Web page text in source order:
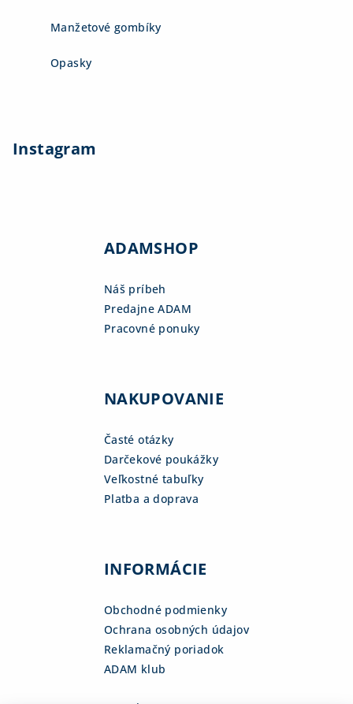
Manžetové gombíky
Opasky
Instagram
ADAMSHOP
Náš príbeh
Predajne ADAM
Pracovné ponuky
NAKUPOVANIE
Časté otázky
Darčekové poukážky
Veľkostné tabuľky
Platba a doprava
INFORMÁCIE
Obchodné podmienky
Ochrana osobných údajov
Reklamačný poriadok
ADAM klub